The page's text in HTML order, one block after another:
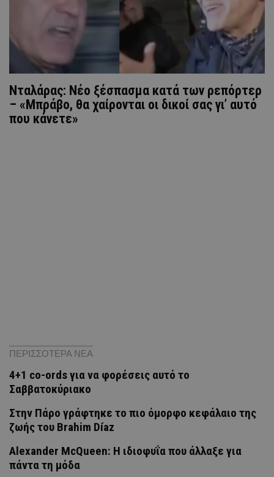
Νταλάρας: Νέο ξέσπασμα κατά των ρεπόρτερ
– «Μπράβο, θα χαίρονται οι δικοί σας γι’ αυτό
που κάνετε»
ΠΕΡΙΣΣΟΤΕΡΑ ΝΕΑ
4+1 co-ords για να φορέσεις αυτό το
Σαββατοκύριακο
Στην Πάρο γράφτηκε το πιο όμορφο κεφάλαιο της
ζωής του Brahim Díaz
Alexander McQueen: Η ιδιοφυΐα που άλλαξε για
πάντα τη μόδα